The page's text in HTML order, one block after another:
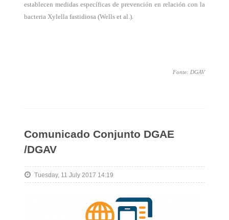
establecen medidas específicas de prevención en relación con la
bacteria Xylella fastidiosa (Wells et al.).
Fonte: DGAV
Comunicado Conjunto DGAE
/DGAV
Tuesday, 11 July 2017 14:19